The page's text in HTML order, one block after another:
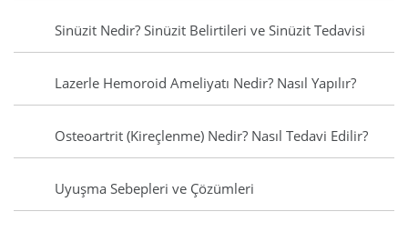
Sinüzit Nedir? Sinüzit Belirtileri ve Sinüzit Tedavisi
Lazerle Hemoroid Ameliyatı Nedir? Nasıl Yapılır?
Osteoartrit (Kireçlenme) Nedir? Nasıl Tedavi Edilir?
Uyuşma Sebepleri ve Çözümleri